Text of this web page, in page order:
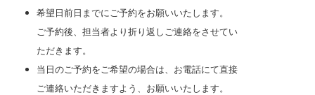
希望日前日までにご予約をお願いいたします。
ご予約後、担当者より折り返しご連絡をさせてい
ただきます。
当日のご予約をご希望の場合は、お電話にて直接
ご連絡いただきますよう、お願いいたします。
建替